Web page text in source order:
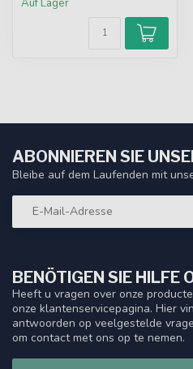
Auf Lager
BENÖTIGEN SIE HILFE
Heeft u vragen over onze
onze klantenservicepagina. Hier
antwoorden op veelgestelde
om contact met ons op te nemen.
ABONNIEREN SIE
Bleibe auf dem Laufenden mit